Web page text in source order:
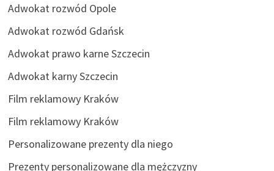
Adwokat rozwód Opole
Adwokat rozwód Gdańsk
Adwokat prawo karne Szczecin
Adwokat karny Szczecin
Film reklamowy Kraków
Film reklamowy Kraków
Personalizowane prezenty dla niego
Prezenty personalizowane dla mężczyzny